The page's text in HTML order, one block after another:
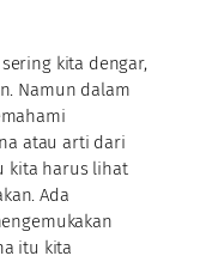
kita dengar,
Namun dalam
atau arti dari
kita harus lihat
Ada
itu kita